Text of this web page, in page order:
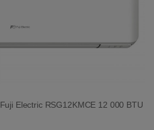
Electric RSG12KMCE 12 000 BTU